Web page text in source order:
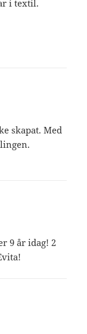
i textil.
skapat. Med
9 år idag! 2